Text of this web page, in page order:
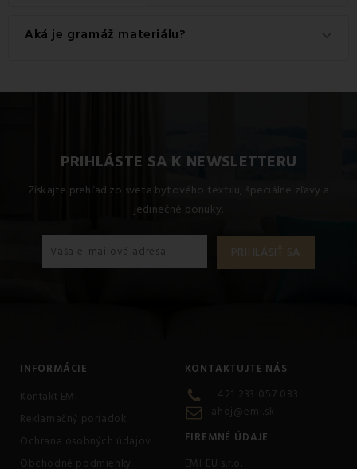
Aká je gramáž materiálu?
PRIHLÁSTE SA K NEWSLETTERU
Získajte prehľad zo sveta bytového textilu, špeciálne zľavy a
jedinečné ponuky.
INFORMÁCIE
Kontakt EMI
Reklamačný poriadok
Ochrana osobných údajov
Obchodné podmienky
KONTAKTUJTE NÁS
+421 233 057 083
ahoj@emi.sk
FIREMNÉ ÚDAJE
EMI EU s.r.o.